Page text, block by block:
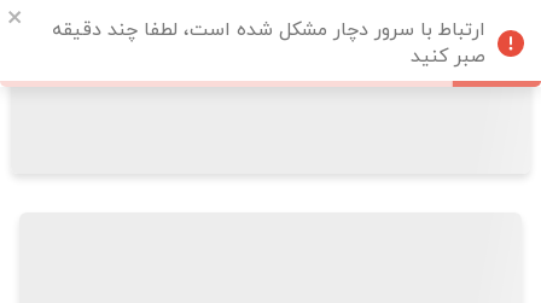
ارتباط با سرور دچار مشکل شده است، لطفا چند دقیقه
صبر کنید